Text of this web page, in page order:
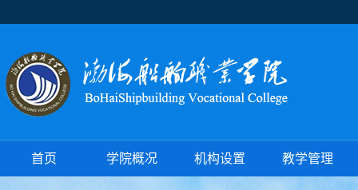
首页 学院概况 机构设置 教学管理